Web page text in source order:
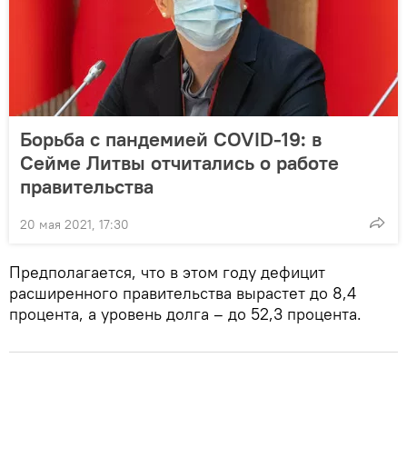
Борьба с пандемией COVID-19: в
Сейме Литвы отчитались о работе
правительства
20 мая 2021, 17:30
Предполагается, что в этом году дефицит
расширенного правительства вырастет до 8,4
процента, а уровень долга – до 52,3 процента.